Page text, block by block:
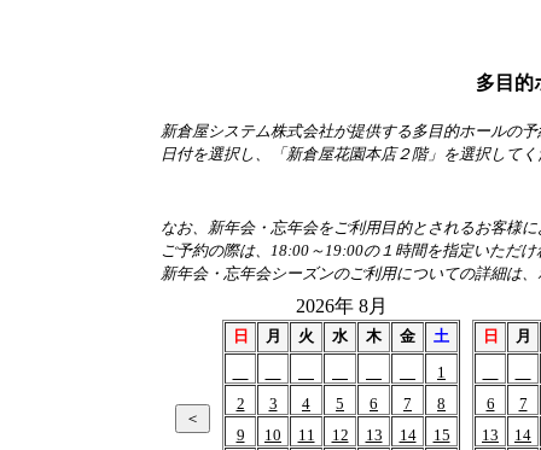
多目的
新倉屋システム株式会社が提供する多目的ホールの
日付を選択し、「新倉屋花園本店２階」を選択して
なお、新年会・忘年会をご利用目的とされるお客様
ご予約の際は、18:00～19:00の１時間を指定いただ
新年会・忘年会シーズンのご利用についての詳細は
2026年 8月
日 月 火 水 木 金
土
1
2
3 4 5 6 7
8
9
10 11 12 13 14 15
日 月
6
7
13
14